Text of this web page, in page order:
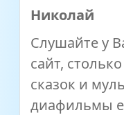
Николай
Слушайте у
сайт,
сказок и
диафильмы